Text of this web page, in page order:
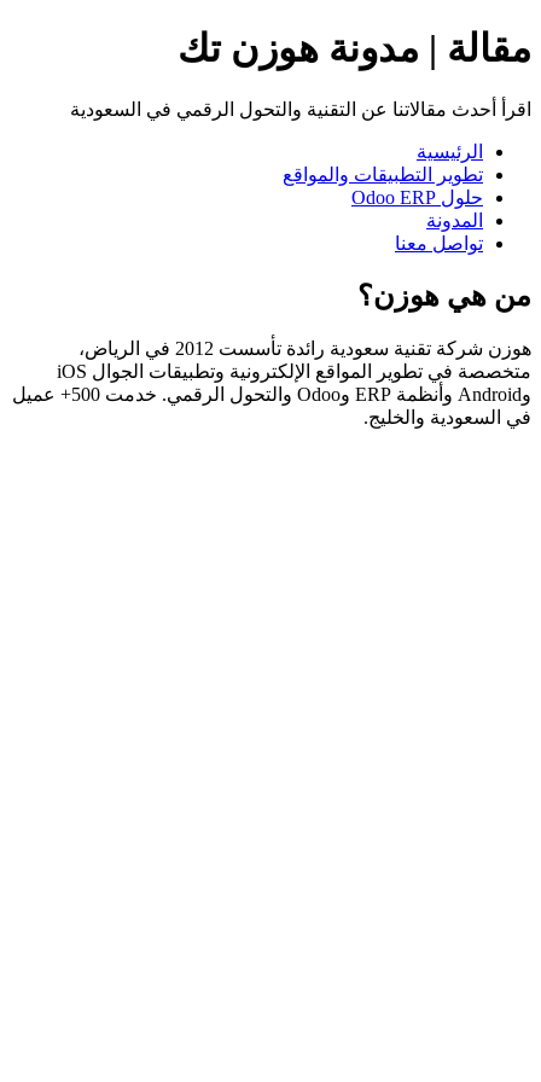
مقالة | مدونة هوزن تك
اقرأ أحدث مقالاتنا عن التقنية والتحول الرقمي في السعودية
الرئيسية
تطوير التطبيقات والمواقع
حلول Odoo ERP
المدونة
تواصل معنا
من هي هوزن؟
هوزن شركة تقنية سعودية رائدة تأسست 2012 في الرياض،
متخصصة في تطوير المواقع الإلكترونية وتطبيقات الجوال iOS
وAndroid وأنظمة ERP وOdoo والتحول الرقمي. خدمت 500+ عميل
في السعودية والخليج.